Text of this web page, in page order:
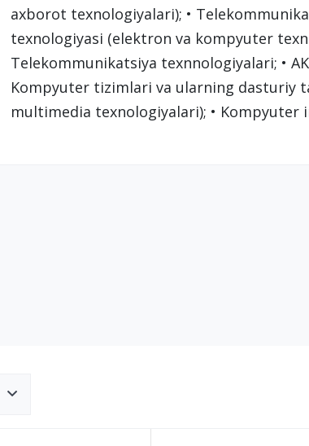
axborot texnologiyalari); •
texnologiyasi (elektron va kompyuter
Telekommunikatsiya texnnologiyalari; •
Kompyuter tizimlari va ularning dasturiy
multimedia texnologiyalari); •